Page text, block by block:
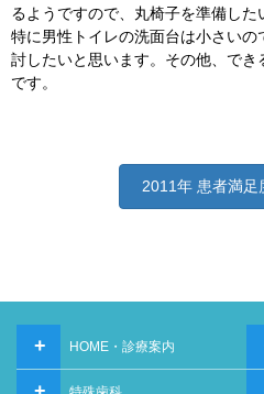
るようですので、丸椅子を準備した
特に男性トイレの洗面台は小さい
討したいと思います。その他、で
です。
2011年 患者満足
HOME・診療案内
+